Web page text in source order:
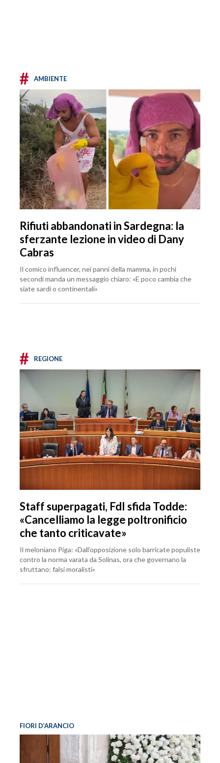
# AMBIENTE
Rifiuti abbandonati in Sardegna: la
sferzante lezione in video di Dany
Cabras
Il comico influencer, nei panni della mamma, in pochi
secondi manda un messaggio chiaro: «E poco cambia che
siate sardi o continentali»
# REGIONE
Staff superpagati, FdI sfida Todde:
«Cancelliamo la legge poltronificio
che tanto criticavate»
Il meloniano Piga: «Dall’opposizione solo barricate populiste
contro la norma varata da Solinas, ora che governano la
sfruttano: falsi moralisti»
FIORI D’ARANCIO